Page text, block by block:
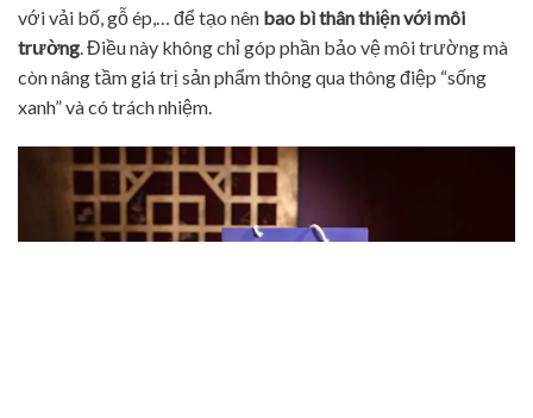
với vải bố, gỗ ép,… để tạo nên bao bì thân thiện với môi
trường. Điều này không chỉ góp phần bảo vệ môi trường mà
còn nâng tầm giá trị sản phẩm thông qua thông điệp “sống
xanh” và có trách nhiệm.